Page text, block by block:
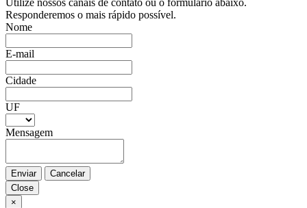
Utilize nossos canais de contato ou o formulário abaixo.
Responderemos o mais rápido possível.
Nome
E-mail
Cidade
UF
Mensagem
Enviar
Cancelar
Close
×